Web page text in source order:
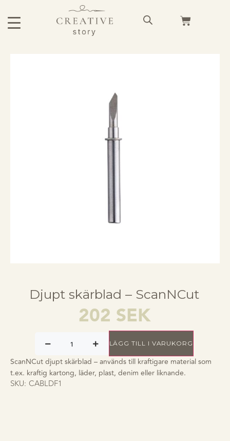
Djupt skärblad – ScanNCut
202 SEK
LÄGG TILL I VARUKORG
ScanNCut djupt skärblad – används till kraftigare material som
t.ex. kraftig kartong, läder, plast, denim eller liknande.
SKU: CABLDF1